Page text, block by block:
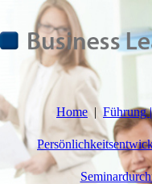
Home Führung